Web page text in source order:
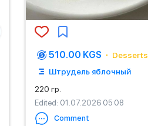
510.00 KGS
Desserts
Штрудель яблочный
220 гр.
Edited: 01.07.2026 05:08
Comment